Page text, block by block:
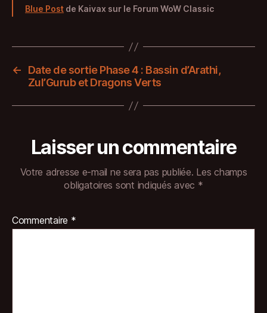
Blue Post de Kaivax sur le Forum WoW Classic
←
Date de sortie Phase 4 : Bassin d’Arathi,
Zul’Gurub et Dragons Verts
Laisser un commentaire
Votre adresse e-mail ne sera pas publiée. Les champs
obligatoires sont indiqués avec *
Commentaire *